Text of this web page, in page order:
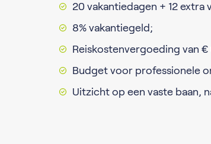
20 vakantiedagen + 12 extra
8% vakantiegeld;
Reiskostenvergoeding van
Budget voor professionele
Uitzicht op een vaste baan,